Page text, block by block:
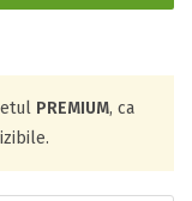
PREMIUM, ca